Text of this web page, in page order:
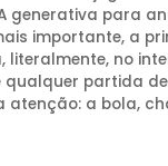
generativa para
importante, a
literalmente, no
qualquer partida
atenção: a bola,